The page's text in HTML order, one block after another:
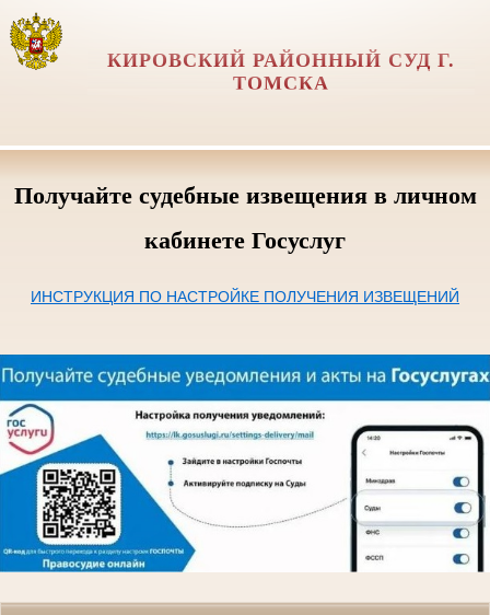
КИРОВСКИЙ РАЙОННЫЙ СУД Г.
ТОМСКА
Получайте судебные извещения в личном
кабинете Госуслуг
ИНСТРУКЦИЯ ПО НАСТРОЙКЕ ПОЛУЧЕНИЯ ИЗВЕЩЕНИЙ